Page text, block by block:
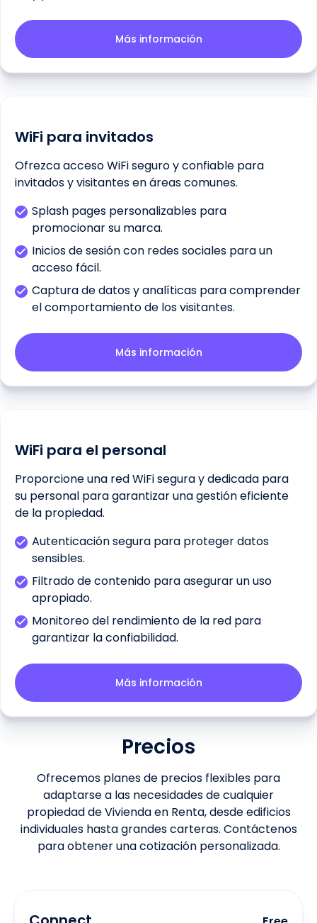
Más información
WiFi para invitados
Ofrezca acceso WiFi seguro y confiable para
invitados y visitantes en áreas comunes.
Splash pages personalizables para
promocionar su marca.
Inicios de sesión con redes sociales para un
acceso fácil.
Captura de datos y analíticas para comprender
el comportamiento de los visitantes.
Más información
WiFi para el personal
Proporcione una red WiFi segura y dedicada para
su personal para garantizar una gestión eficiente
de la propiedad.
Autenticación segura para proteger datos
sensibles.
Filtrado de contenido para asegurar un uso
apropiado.
Monitoreo del rendimiento de la red para
garantizar la confiabilidad.
Más información
Precios
Ofrecemos planes de precios flexibles para
adaptarse a las necesidades de cualquier
propiedad de Vivienda en Renta, desde edificios
individuales hasta grandes carteras. Contáctenos
para obtener una cotización personalizada.